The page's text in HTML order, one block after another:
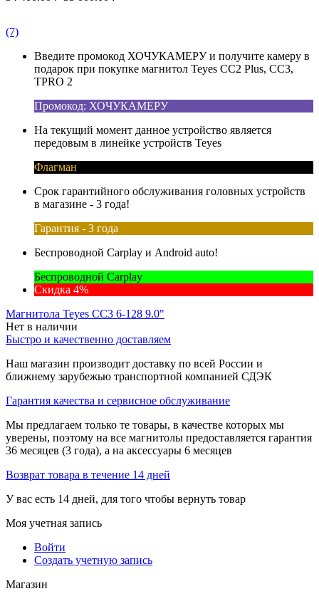
(7)
Введите промокод ХОЧУКАМЕРУ и получите камеру в
подарок при покупке магнитол Teyes CC2 Plus, CC3,
TPRO 2
Промокод: ХОЧУКАМЕРУ
На текущий момент данное устройство является
передовым в линейке устройств Teyes
Флагман
Срок гарантийного обслуживания головных устройств
в магазине - 3 года!
Гарантия - 3 года
Беспроводной Carplay и Android auto!
Беспроводной Carplay
Скидка 4%
Магнитола Teyes CC3 6-128 9.0"
Нет в наличии
Быстро и качественно доставляем
Наш магазин производит доставку по всей России и
ближнему зарубежью транспортной компанией СДЭК
Гарантия качества и сервисное обслуживание
Мы предлагаем только те товары, в качестве которых мы
уверены, поэтому на все магнитолы предоставляется гарантия
36 месяцев (3 года), а на аксессуары 6 месяцев
Возврат товара в течение 14 дней
У вас есть 14 дней, для того чтобы вернуть товар
Моя учетная запись
Войти
Создать учетную запись
Магазин